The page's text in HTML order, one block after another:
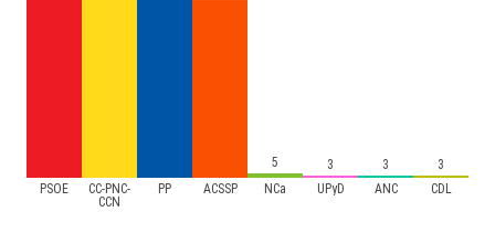
PSOE
CC-PNC-
CCN
PP ACSSP NCa UPyD ANC CDL
5 3 3 3